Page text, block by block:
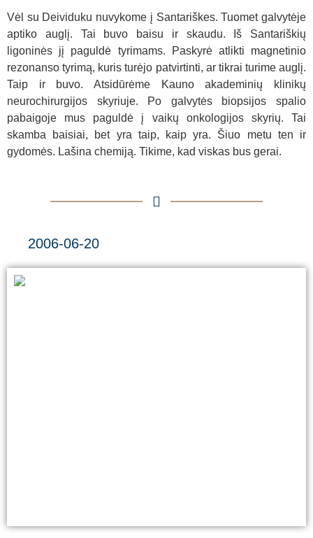
Vėl su Deividuku nuvykome į Santariškes. Tuomet galvytėje
aptiko auglį. Tai buvo baisu ir skaudu. Iš Santariškių
ligoninės jį paguldė tyrimams. Paskyrė atlikti magnetinio
rezonanso tyrimą, kuris turėjo patvirtinti, ar tikrai turime auglį.
Taip ir buvo. Atsidūrėme Kauno akademinių klinikų
neurochirurgijos skyriuje. Po galvytės biopsijos spalio
pabaigoje mus paguldė į vaikų onkologijos skyrių. Tai
skamba baisiai, bet yra taip, kaip yra. Šiuo metu ten ir
gydomės. Lašina chemiją. Tikime, kad viskas bus gerai.
2006-06-20